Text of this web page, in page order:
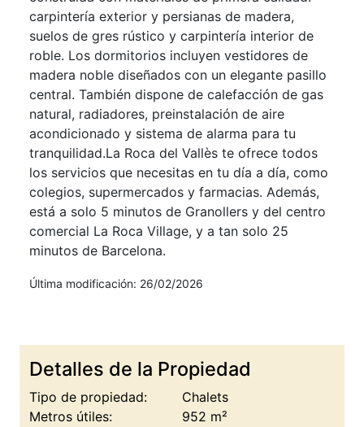
carpintería exterior y persianas de madera,
suelos de gres rústico y carpintería interior de
roble. Los dormitorios incluyen vestidores de
madera noble diseñados con un elegante pasillo
central. También dispone de calefacción de gas
natural, radiadores, preinstalación de aire
acondicionado y sistema de alarma para tu
tranquilidad.La Roca del Vallès te ofrece todos
los servicios que necesitas en tu día a día, como
colegios, supermercados y farmacias. Además,
está a solo 5 minutos de Granollers y del centro
comercial La Roca Village, y a tan solo 25
minutos de Barcelona.
Última modificación: 26/02/2026
Detalles de la Propiedad
Tipo de propiedad:
Chalets
Metros útiles:
952 m²